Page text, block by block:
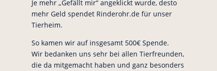
Je mehr „Gefällt mir“ angeklickt wurde, desto
mehr Geld spendet Rinderohr.de für unser
Tierheim.
So kamen wir auf insgesamt 500€ Spende.
Wir bedanken uns sehr bei allen Tierfreunden,
die da mitgemacht haben und ganz besonders